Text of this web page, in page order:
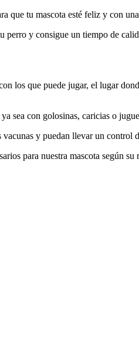
que tu mascota esté feliz y con
perro y consigue un tiempo de
los que puede jugar, el lugar
sea con golosinas, caricias o
y puedan llevar un control
para nuestra mascota según